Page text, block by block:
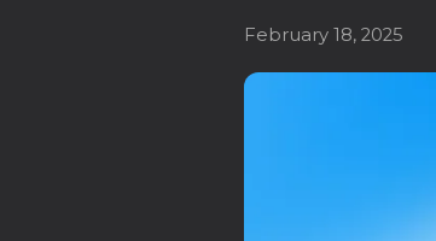
February 18, 2025